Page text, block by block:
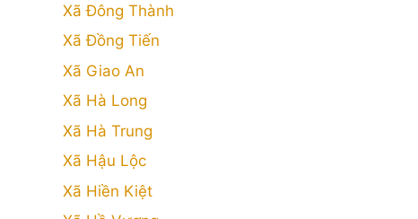
Xã Đông Thành
Xã Đồng Tiến
Xã Giao An
Xã Hà Long
Xã Hà Trung
Xã Hậu Lộc
Xã Hiền Kiệt